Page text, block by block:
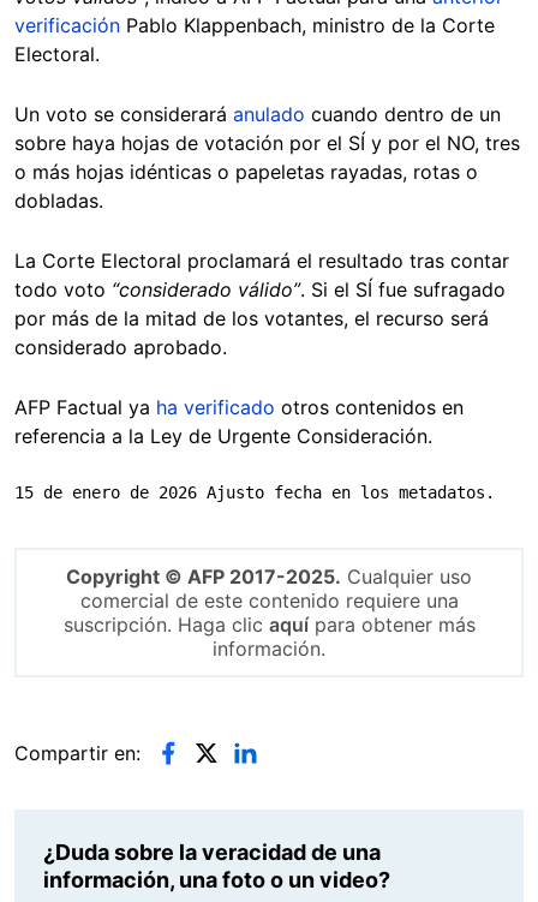
verificación Pablo Klappenbach, ministro de la Corte
Electoral.
Un voto se considerará anulado cuando dentro de un
sobre haya hojas de votación por el SÍ y por el NO, tres
o más hojas idénticas o papeletas rayadas, rotas o
dobladas.
La Corte Electoral proclamará el resultado tras contar
todo voto “considerado válido”. Si el SÍ fue sufragado
por más de la mitad de los votantes, el recurso será
considerado aprobado.
AFP Factual ya ha verificado otros contenidos en
referencia a la Ley de Urgente Consideración.
15 de enero de 2026 Ajusto fecha en los metadatos.
Copyright © AFP 2017-2025. Cualquier uso
comercial de este contenido requiere una
suscripción. Haga clic aquípara obtener más
información.
Compartir en:
¿Duda sobre la veracidad de una
información, una foto o un video?